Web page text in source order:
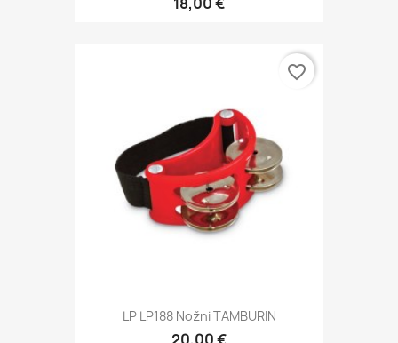
LP LP188 Nožni TAMBURIN
favorite_border